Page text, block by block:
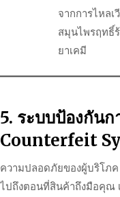
จากการไหล
สมุนไพรฤทธิ์
ยาเคมี
5. ระบบป้องกัน
Counterfeit
ความปลอดภัยของผู้บริโภ
ไปถึงตอนที่สินค้าถึงมือคุณ